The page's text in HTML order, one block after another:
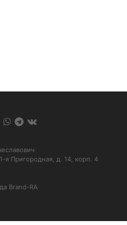
я Пригородная, д. 14, корп. 4
Brand-RA